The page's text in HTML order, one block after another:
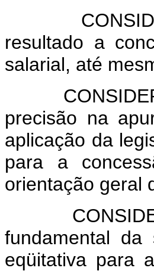
resultado a
salarial, até
precisão na
aplicação da
para a
orientação geral
fundamental da
eqüitativa para